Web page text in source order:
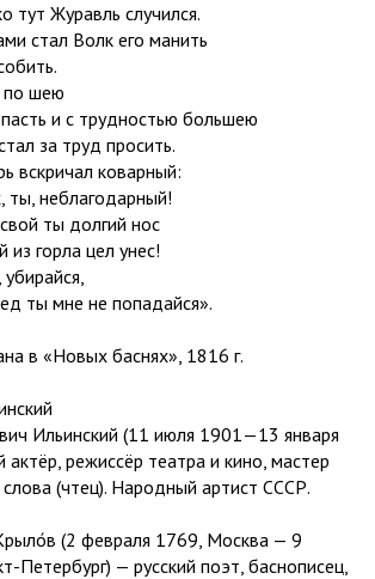
тут Журавль случился.
стал Волк его манить
по шею
и с трудностью большею
за труд просить.
вскричал коварный:
ты, неблагодарный!
ты долгий нос
из горла цел унес!
ты мне не попадайся».
в «Новых баснях», 1816 г.
Ильинский (11 июля 1901—13 января
режиссёр театра и кино, мастер
(чтец). Народный артист СССР.
(2 февраля 1769, Москва — 9
Петербург) — русский поэт, баснописец,